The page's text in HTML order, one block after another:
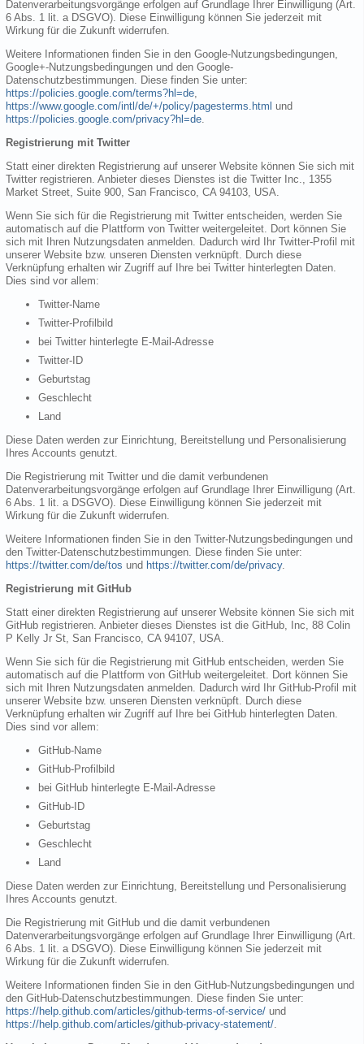
Datenverarbeitungsvorgänge erfolgen auf Grundlage Ihrer Einwilligung (Art.
6 Abs. 1 lit. a DSGVO). Diese Einwilligung können Sie jederzeit mit
Wirkung für die Zukunft widerrufen.
Weitere Informationen finden Sie in den Google-Nutzungsbedingungen,
Google+-Nutzungsbedingungen und den Google-
Datenschutzbestimmungen. Diese finden Sie unter:
https://policies.google.com/terms?hl=de,
https://www.google.com/intl/de/+/policy/pagesterms.html und
https://policies.google.com/privacy?hl=de.
Registrierung mit Twitter
Statt einer direkten Registrierung auf unserer Website können Sie sich mit
Twitter registrieren. Anbieter dieses Dienstes ist die Twitter Inc., 1355
Market Street, Suite 900, San Francisco, CA 94103, USA.
Wenn Sie sich für die Registrierung mit Twitter entscheiden, werden Sie
automatisch auf die Plattform von Twitter weitergeleitet. Dort können Sie
sich mit Ihren Nutzungsdaten anmelden. Dadurch wird Ihr Twitter-Profil mit
unserer Website bzw. unseren Diensten verknüpft. Durch diese
Verknüpfung erhalten wir Zugriff auf Ihre bei Twitter hinterlegten Daten.
Dies sind vor allem:
Twitter-Name
Twitter-Profilbild
bei Twitter hinterlegte E-Mail-Adresse
Twitter-ID
Geburtstag
Geschlecht
Land
Diese Daten werden zur Einrichtung, Bereitstellung und Personalisierung
Ihres Accounts genutzt.
Die Registrierung mit Twitter und die damit verbundenen
Datenverarbeitungsvorgänge erfolgen auf Grundlage Ihrer Einwilligung (Art.
6 Abs. 1 lit. a DSGVO). Diese Einwilligung können Sie jederzeit mit
Wirkung für die Zukunft widerrufen.
Weitere Informationen finden Sie in den Twitter-Nutzungsbedingungen und
den Twitter-Datenschutzbestimmungen. Diese finden Sie unter:
https://twitter.com/de/tos und https://twitter.com/de/privacy.
Registrierung mit GitHub
Statt einer direkten Registrierung auf unserer Website können Sie sich mit
GitHub registrieren. Anbieter dieses Dienstes ist die GitHub, Inc, 88 Colin
P Kelly Jr St, San Francisco, CA 94107, USA.
Wenn Sie sich für die Registrierung mit GitHub entscheiden, werden Sie
automatisch auf die Plattform von GitHub weitergeleitet. Dort können Sie
sich mit Ihren Nutzungsdaten anmelden. Dadurch wird Ihr GitHub-Profil mit
unserer Website bzw. unseren Diensten verknüpft. Durch diese
Verknüpfung erhalten wir Zugriff auf Ihre bei GitHub hinterlegten Daten.
Dies sind vor allem:
GitHub-Name
GitHub-Profilbild
bei GitHub hinterlegte E-Mail-Adresse
GitHub-ID
Geburtstag
Geschlecht
Land
Diese Daten werden zur Einrichtung, Bereitstellung und Personalisierung
Ihres Accounts genutzt.
Die Registrierung mit GitHub und die damit verbundenen
Datenverarbeitungsvorgänge erfolgen auf Grundlage Ihrer Einwilligung (Art.
6 Abs. 1 lit. a DSGVO). Diese Einwilligung können Sie jederzeit mit
Wirkung für die Zukunft widerrufen.
Weitere Informationen finden Sie in den GitHub-Nutzungsbedingungen und
den GitHub-Datenschutzbestimmungen. Diese finden Sie unter:
https://help.github.com/articles/github-terms-of-service/ und
https://help.github.com/articles/github-privacy-statement/.